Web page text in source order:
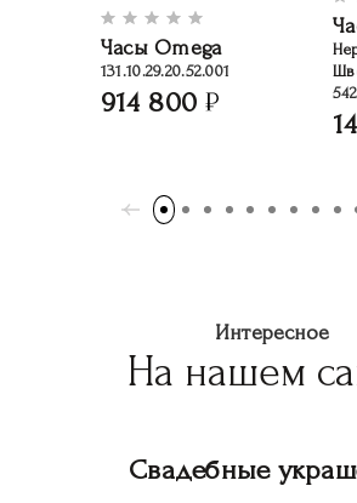
Часы Omega
131.10.29.20.52.001
914 800
Интересное
На нашем
Свадебные